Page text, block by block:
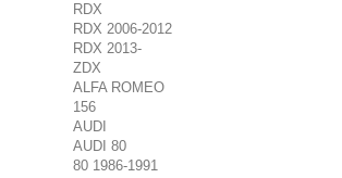
RDX
RDX 2006-2012
RDX 2013-
ZDX
ALFA ROMEO
156
AUDI
AUDI 80
80 1986-1991